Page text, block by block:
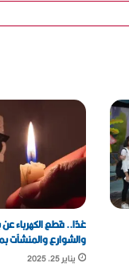
غدًا.. قطع الكهرباء
والشوارع والمنشآت
يناير 25, 2025